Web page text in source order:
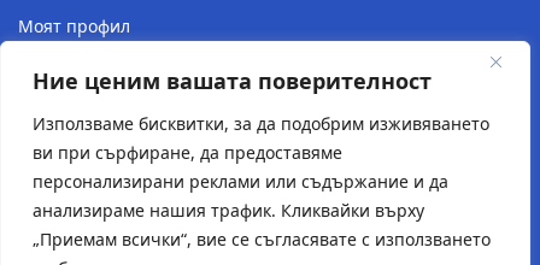
Ние ценим вашата поверителност
Използваме бисквитки, за да подобрим изживяването
ви при сърфиране, да предоставяме
персонализирани реклами или съдържание и да
анализираме нашия трафик. Кликвайки върху
„Приемам всички“, вие се съгласявате с използването
Моят профил
Връщане на продукт
Политика за поверителност
Местоположение
Контактна форма